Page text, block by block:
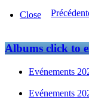
Close
Albumsclick to
Evénements
Evénements